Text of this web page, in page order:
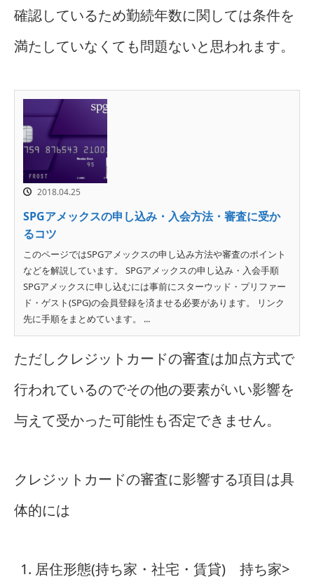
確認しているため勤続年数に関しては条件を
満たしていなくても問題ないと思われます。
2018.04.25
SPGアメックスの申し込み・入会方法・審査に受か
るコツ
このページではSPGアメックスの申し込み方法や審査のポイント
などを解説しています。 SPGアメックスの申し込み・入会手順
SPGアメックスに申し込むには事前にスターウッド・プリファー
ド・ゲスト(SPG)の会員登録を済ませる必要があります。 リンク
先に手順をまとめています。 ...
ただしクレジットカードの審査は加点方式で
行われているのでその他の要素がいい影響を
与えて受かった可能性も否定できません。
クレジットカードの審査に影響する項目は具
体的には
居住形態(持ち家・社宅・賃貸) 持ち家>